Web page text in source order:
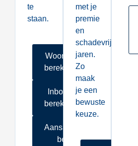
te
staan.
Woonhuis
berekenen
Inboedel
berekenen
Aansprakelijkheid
berekenen
met je
premie
en
schadevrije
jaren.
Zo
maak
je een
bewuste
keuze.